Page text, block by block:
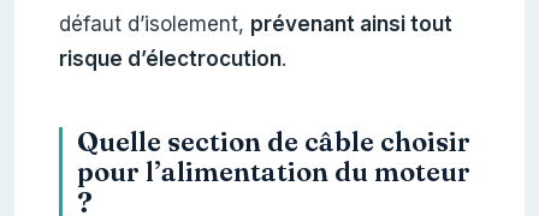
défaut d’isolement, prévenant ainsi tout
risque d’électrocution.
Quelle section de câble choisir
pour l’alimentation du moteur
?